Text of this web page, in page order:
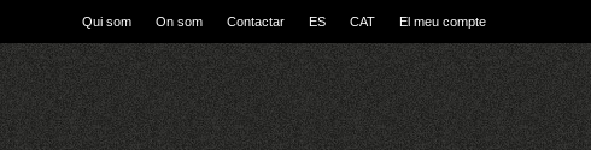
Qui som On som Contactar ES CAT El meu compte